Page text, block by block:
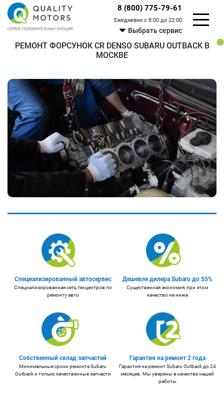
8 (800) 775-79-61
Ежедневно с 8:00 до 22:00
Выбрать сервис
РЕМОНТ ФОРСУНОК CR DENSO SUBARU OUTBACK В
МОСКВЕ
Специализированный автосервис
Специализированная сеть техцентров по
ремонту авто
Дешевле дилера Subaru до 55%
Существенная экономия, при этом
качество не ниже
Собственный склад запчастей
Минимальные сроки ремонта Subaru
Outback и только качественные запчасти
Гарантия на ремонт 2 года
Гарантия на ремонт Subaru Outback до 24
месяцев. Мы уверены в качестве нашей
работы